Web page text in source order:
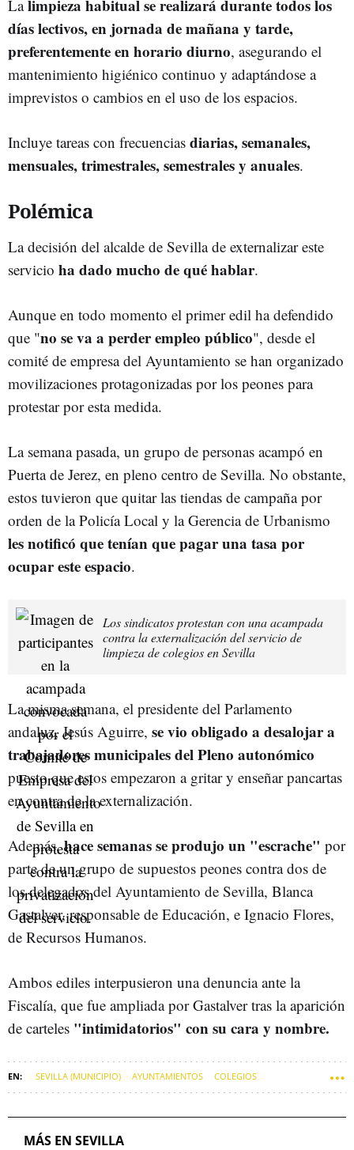
Lalimpieza habitual se realizará durante todos los
días lectivos, en jornada de mañana y tarde,
preferentemente en horario diurno, asegurando el
mantenimiento higiénico continuo y adaptándose a
imprevistos o cambios en el uso de los espacios.
Incluye tareas con frecuencias diarias, semanales,
mensuales, trimestrales, semestrales y anuales.
Polémica
La decisión del alcalde de Sevilla de externalizar este
servicio ha dado mucho de qué hablar.
Aunque en todo momento el primer edil ha defendido
que "no se va a perder empleo público", desde el
comité de empresa del Ayuntamiento se han organizado
movilizaciones protagonizadas por los peones para
protestar por esta medida.
La semana pasada, un grupo de personas acampó en
Puerta de Jerez, en pleno centro de Sevilla. No obstante,
estos tuvieron que quitar las tiendas de campaña por
orden de la Policía Local y la Gerencia de Urbanismo
les notificó que tenían que pagar una tasa por
ocupar este espacio.
Los sindicatos protestan con una acampada
contra la externalización del servicio de
limpieza de colegios en Sevilla
La misma semana, el presidente del Parlamento
andaluz, Jesús Aguirre, se vio obligado a desalojar a
trabajadores municipales del Pleno autonómico
puesto que estos empezaron a gritar y enseñar pancartas
en contra de la externalización.
Además,hace semanas se produjo un "escrache" por
parte de un grupo de supuestos peones contra dos de
los delegados del Ayuntamiento de Sevilla, Blanca
Gastalver, responsable de Educación, e Ignacio Flores,
de Recursos Humanos.
Ambos ediles interpusieron una denuncia ante la
Fiscalía, que fue ampliada por Gastalver tras la aparición
de carteles "intimidatorios" con su cara y nombre.
SEVILLA (MUNICIPIO) AYUNTAMIENTOS COLEGIOS
MÁS EN SEVILLA